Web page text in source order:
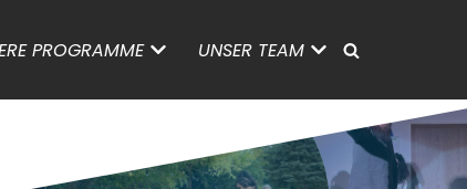
PROGRAMME UNSER TEAM